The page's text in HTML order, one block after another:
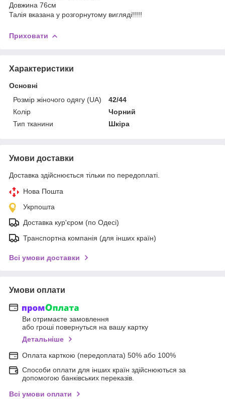
Довжина 76см
Талія вказана у розгорнутому вигляді!!!!!
Приховати
Характеристики
Основні
Розмір жіночого одягу (UA)
42/44
Колір
Чорний
Тип тканини
Шкіра
Умови доставки
Доставка здійснюється тільки по передоплаті.
Нова Пошта
Укрпошта
Доставка кур'єром (по Одесі)
Транспортна компанія (для інших країн)
Всі умови доставки
Умови оплати
Ви отримаєте замовлення
або гроші повернуться на вашу картку
Детальніше
Оплата карткою (передоплата) 50% або 100%
Способи оплати для інших країн здійснюються за
допомогою банківських переказів.
Всі умови оплати